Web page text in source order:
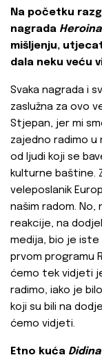
Na početku
nagrada
mišljenju,
dala neku veću
Svaka nagrada i
zaslužna za ovo
Stjepan, jer mi
zajedno radimo u
od ljudi koji se
kulturne baštine.
veleposlanik
našim radom. No,
reakcije, na
medija, bio je
prvom programu
ćemo tek vidjeti
radimo, iako je
koji su bili na
ćemo vidjeti.
Etno kuća